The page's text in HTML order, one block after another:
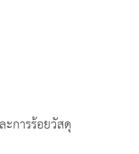
การร้อยวัสดุ